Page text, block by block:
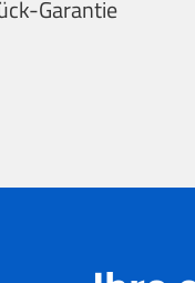
Garantie